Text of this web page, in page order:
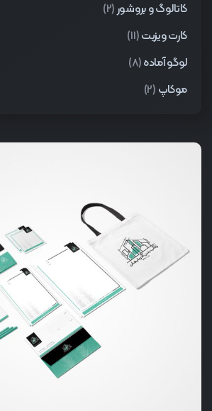
کاتالوگ و بروشور(2)
کارت ویزیت(11)
لوگو آماده(8)
موکاپ (2)